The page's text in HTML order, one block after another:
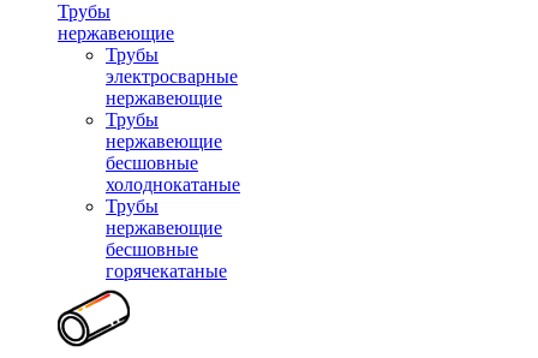
Трубы
нержавеющие
Трубы
электросварные
нержавеющие
Трубы
нержавеющие
бесшовные
холоднокатаные
Трубы
нержавеющие
бесшовные
горячекатаные